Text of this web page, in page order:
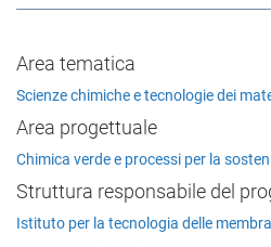
Area tematica
Scienze chimiche e tecnologie dei
Area progettuale
Chimica verde e processi per la
Struttura responsabile del
Istituto per la tecnologia delle